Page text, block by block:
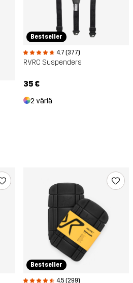
Bestseller
4.7 (377)
RVRC Suspenders
35 €
2 väriä
Bestseller
4.5 (299)